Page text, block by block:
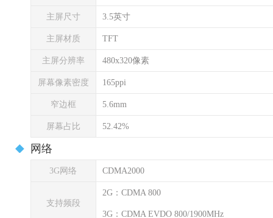
主屏尺寸 3.5英寸
主屏材质 TFT
主屏分辨率 480x320像素
屏幕像素密度 165ppi
窄边框 5.6mm
屏幕占比 52.42%
网络
3G网络 CDMA2000
支持频段
2G：CDMA 800
3G：CDMA EVDO 800/1900MHz